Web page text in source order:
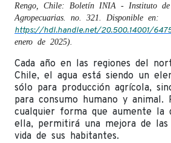
Rengo, Chile: Boletín INIA - Instituto de
Agropecuarias. no. 321. Disponible en:
https://hdl.handle.net/20.500.14001/
enero de 2025).
Cada año en las regiones del
Chile, el agua está siendo un
sólo para producción agrícola,
para consumo humano y
cualquier forma que aumente la
ella, permitirá una mejora de las
vida de sus habitantes.